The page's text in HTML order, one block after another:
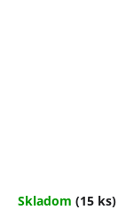
Skladom (15 ks)